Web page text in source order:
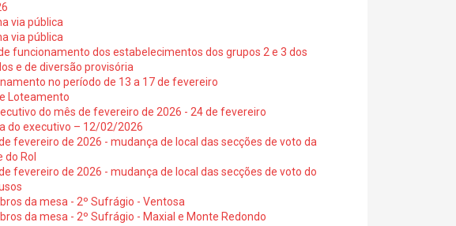
via pública
via pública
funcionamento dos estabelecimentos dos grupos 2 e 3 dos
e de diversão provisória
no período de 13 a 17 de fevereiro
Loteamento
do mês de fevereiro de 2026 - 24 de fevereiro
do executivo – 12/02/2026
fevereiro de 2026 - mudança de local das secções de voto da
Rol
fevereiro de 2026 - mudança de local das secções de voto do
da mesa - 2º Sufrágio - Ventosa
da mesa - 2º Sufrágio - Maxial e Monte Redondo